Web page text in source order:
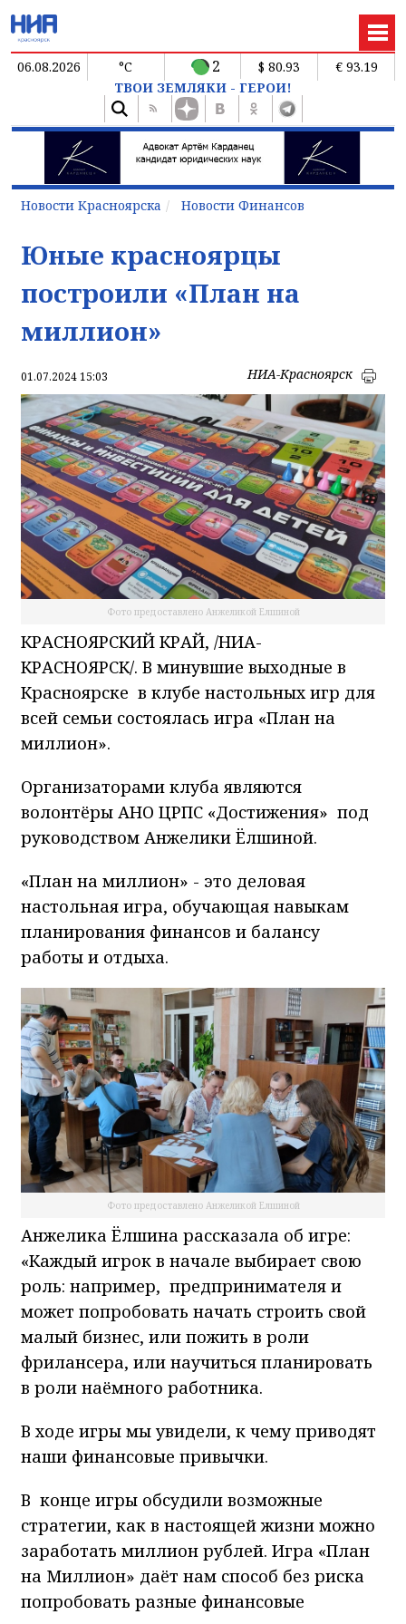
06.08.2026 °C 2 $ 80.93
€ 93.19
ТВОИ ЗЕМЛЯКИ - ГЕРОИ!
Новости Красноярска Новости Финансов
Юные красноярцы
построили «План на
миллион»
01.07.2024 15:03 НИА-Красноярск
Фото предоставлено Анжеликой Елшиной
КРАСНОЯРСКИЙ КРАЙ, /НИА-
КРАСНОЯРСК/. В минувшие выходные в
Красноярске в клубе настольных игр для
всей семьи состоялась игра «План на
миллион».
Организаторами клуба являются
волонтёры АНО ЦРПС «Достижения» под
руководством Анжелики Ёлшиной.
«План на миллион» - это деловая
настольная игра, обучающая навыкам
планирования финансов и балансу
работы и отдыха.
Фото предоставлено Анжеликой Елшиной
Анжелика Ёлшина рассказала об игре:
«Каждый игрок в начале выбирает свою
роль: например, предпринимателя и
может попробовать начать строить свой
малый бизнес, или пожить в роли
фрилансера, или научиться планировать
в роли наёмного работника.
В ходе игры мы увидели, к чему приводят
наши финансовые привычки.
В конце игры обсудили возможные
стратегии, как в настоящей жизни можно
заработать миллион рублей. Игра «План
на Миллион» даёт нам способ без риска
попробовать разные финансовые